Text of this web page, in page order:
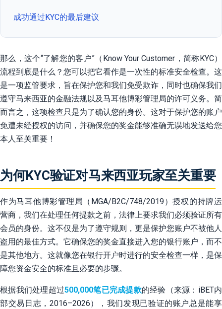
成功通过KYC的最后建议
那么，这个“了解您的客户”（Know Your Customer，简称KYC）
流程到底是什么？您可以把它看作是一次性的标准安全检查。这
是一项监管要求，旨在保护您和我们免受欺诈，同时也确保我们
遵守马来西亚的金融法规以及马耳他博彩管理局的许可义务。简
而言之，这项检查只是为了确认您的身份。这对于保护您的账户
免遭未经授权的访问，并确保您的奖金能够准确无误地发送给您
本人至关重要！
为何KYC验证对马来西亚玩家至关重要
作为马耳他博彩管理局（MGA/B2C/748/2019）授权的持牌运
营商，我们在处理任何提款之前，法律上要求我们必须验证所有
会员的身份。这不仅是为了遵守规则，更是保护您账户不被他人
盗用的最佳方式。它确保您的奖金直接进入您的银行账户，而不
是其他地方。这就像您在银行开户时进行的安全检查一样，是保
障您资金安全的标准且必要的步骤。
根据我们处理超过500,000笔已完成提款的经验（来源：iBET内
部交易日志，2016–2026），我们发现已验证的账户总是能享